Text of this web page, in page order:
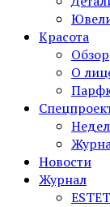
Красота
Обзор
О
Новости
Журнал
ESTET